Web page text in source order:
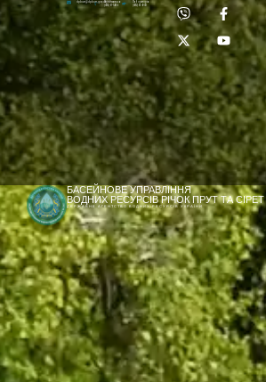
Лабораторія:
(0372) 53-92-00
dpbuvr@dpbuvr.gov.uaПриймальня:
(0372) 51-14-56
БАСЕЙНОВЕ УПРАВЛІННЯ
ВОДНИХ РЕСУРСІВ РІЧОК ПРУТ ТА СІРЕТ
ДЕРЖАВНЕ АГЕНТСТВО ВОДНИХ РЕСУРСІВ УКРАЇНИ